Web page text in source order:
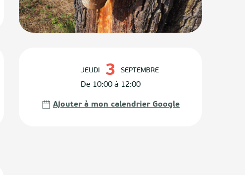
JEUDI 3 SEPTEMBRE
De 10:00 à 12:00
Ajouter à mon calendrier Google